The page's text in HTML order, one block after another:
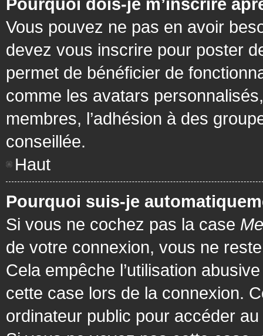
Vous pouvez ne pas en avoir
devez vous inscrire pour poster
permet de bénéficier de
comme les avatars
membres, l’adhésion à des
conseillée.
Haut
Pourquoi suis-je
Si vous ne cochez pas la case
de votre connexion, vous ne
Cela empêche l’utilisation
cette case lors de la connexion.
ordinateur public pour accéder